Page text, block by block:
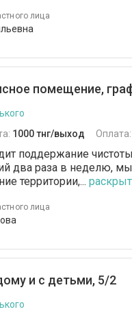
лица
помещение,
1000 тнг/выход Оплата:
поддержание
два раза в неделю,
территории,...
лица
и с детьми, 5/2